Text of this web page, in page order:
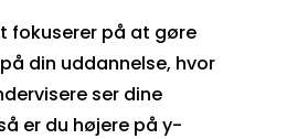
fokuserer på at gøre
din uddannelse, hvor
ser dine
er du højere på y-